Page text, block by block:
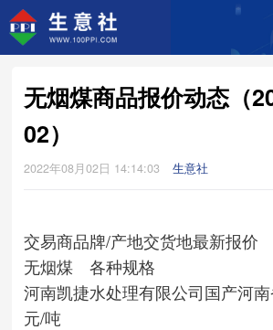
无烟煤商品报价动态（
02）
2022年08月02日 14:14:03 生意社
交易商品牌/产地交货地最新报价
无烟煤 各种规格
河南凯捷水处理有限公司国产河
元/吨